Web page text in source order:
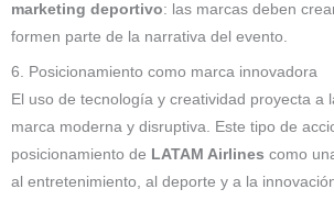
marketing deportivo: las marcas deben
formen parte de la narrativa del evento.
6. Posicionamiento como marca innovadora
El uso de tecnología y creatividad proyecta a
marca moderna y disruptiva. Este tipo de
posicionamiento de LATAM Airlines como
al entretenimiento, al deporte y a la